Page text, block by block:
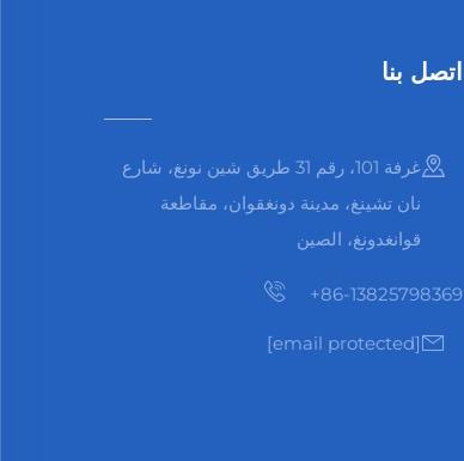
اتصل بنا
غرفة 101، رقم 31 طريق شين نونغ، شارع
نان تشينغ، مدينة دونغقوان، مقاطعة
قوانغدونغ، الصين
+86-13825798369
[email protected]